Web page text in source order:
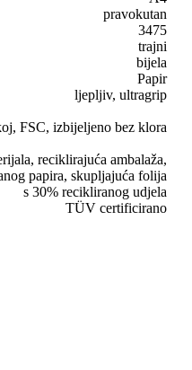
pravokutan
3475
trajni
bijela
Papir
ljepljiv, ultragrip
FSC, izbijeljeno bez klora
reciklirajuća ambalaža,
papira, skupljajuća folija
s 30% recikliranog udjela
TÜV certificirano